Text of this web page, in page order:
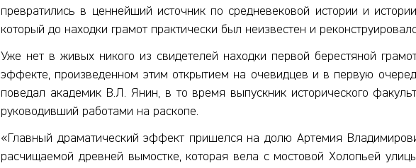
превратились в ценнейший источник по средневековой истории и
который до находки грамот практически был неизвестен и
Уже нет в живых никого из свидетелей находки первой берестяной
эффекте, произведенном этим открытием на очевидцев и в первую
поведал академик В.Л. Янин, в то время выпускник исторического
руководивший работами на раскопе.
«Главный драматический эффект пришелся на долю Артемия
расчищаемой древней вымостке, которая вела с мостовой Холопьей